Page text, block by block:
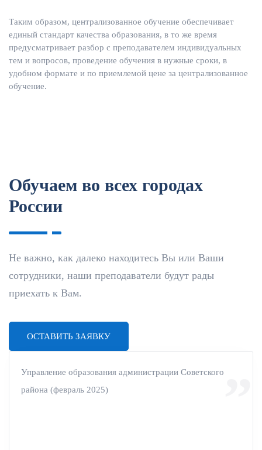
Таким образом, централизованное обучение обеспечивает
единый стандарт качества образования, в то же время
предусматривает разбор с преподавателем индивидуальных
тем и вопросов, проведение обучения в нужные сроки, в
удобном формате и по приемлемой цене за централизованное
обучение.
Обучаем во всех городах
России
Не важно, как далеко находитесь Вы или Ваши
сотрудники, наши преподаватели будут рады
приехать к Вам.
ОСТАВИТЬ ЗАЯВКУ
Управление образования администрации Советского
района (февраль 2025)